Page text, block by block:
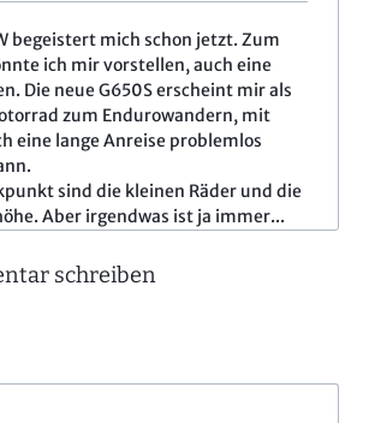
begeistert mich schon jetzt. Zum
ich mir vorstellen, auch eine
Die neue G650S erscheint mir als
zum Endurowandern, mit
eine lange Anreise problemlos
sind die kleinen Räder und die
Aber irgendwas ist ja immer...
schreiben